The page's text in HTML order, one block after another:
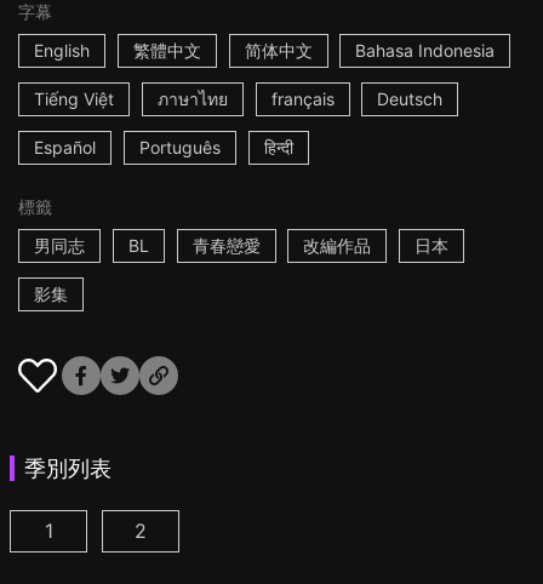
字幕
English
繁體中文 简体中文 Bahasa Indonesia
Tiếng Việt ภาษาไทย français Deutsch
Español Português हिन्दी
標籤
男同志
BL 青春戀愛 改編作品 日本
影集
季別列表
美麗的他 第1季 第1集
1 美麗的他 第2季 第1集
2